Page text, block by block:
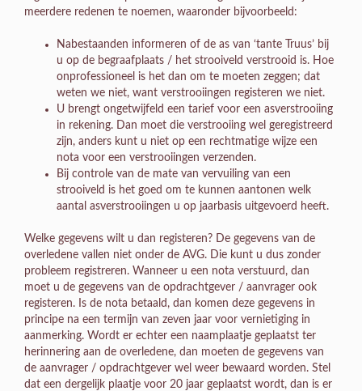
meerdere redenen te noemen, waaronder bijvoorbeeld:
Nabestaanden informeren of de as van ‘tante Truus’ bij
u op de begraafplaats / het strooiveld verstrooid is. Hoe
onprofessioneel is het dan om te moeten zeggen; dat
weten we niet, want verstrooiingen registeren we niet.
U brengt ongetwijfeld een tarief voor een asverstrooiing
in rekening. Dan moet die verstrooiing wel geregistreerd
zijn, anders kunt u niet op een rechtmatige wijze een
nota voor een verstrooiingen verzenden.
Bij controle van de mate van vervuiling van een
strooiveld is het goed om te kunnen aantonen welk
aantal asverstrooiingen u op jaarbasis uitgevoerd heeft.
Welke gegevens wilt u dan registeren? De gegevens van de
overledene vallen niet onder de AVG. Die kunt u dus zonder
probleem registreren. Wanneer u een nota verstuurd, dan
moet u de gegevens van de opdrachtgever / aanvrager ook
registeren. Is de nota betaald, dan komen deze gegevens in
principe na een termijn van zeven jaar voor vernietiging in
aanmerking. Wordt er echter een naamplaatje geplaatst ter
herinnering aan de overledene, dan moeten de gegevens van
de aanvrager / opdrachtgever wel weer bewaard worden. Stel
dat een dergelijk plaatje voor 20 jaar geplaatst wordt, dan is er